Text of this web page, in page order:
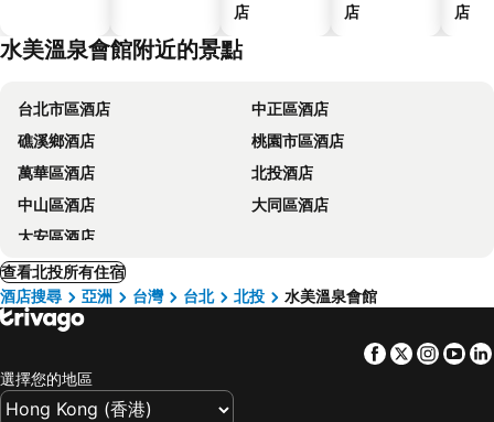
店
店
店
水美溫泉會館附近的景點
台北市區酒店
中正區酒店
礁溪鄉酒店
桃園市區酒店
萬華區酒店
北投酒店
中山區酒店
大同區酒店
大安區酒店
查看北投所有住宿
酒店搜尋
亞洲 台灣 台北 北投 水美溫泉會館
Facebook
Twitter
選擇您的地區